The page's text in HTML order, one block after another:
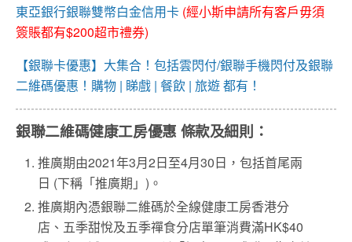
東亞銀行銀聯雙幣白金信用卡 (經小斯申請所有客戶毋須
簽賬都有$200超市禮券)
【銀聯卡優惠】大集合！包括雲閃付/銀聯手機閃付及銀聯
二維碼優惠！購物 | 睇戲 | 餐飲 | 旅遊 都有！
銀聯二維碼健康工房優惠 條款及細則：
推廣期由2021年3月2日至4月30日，包括首尾兩
日 (下稱「推廣期」)。
推廣期內憑銀聯二維碼於全線健康工房香港分
店、五季甜悅及五季禪食分店單筆消費滿HK$40